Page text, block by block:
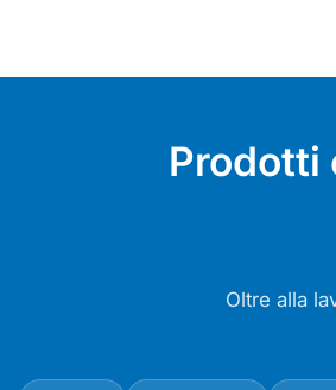
Prodotti
Oltre alla